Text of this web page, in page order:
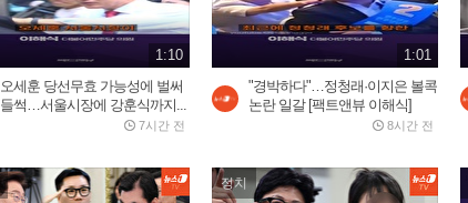
1:10
오세훈 당선무효 가능성에 벌써
들썩…서울시장에 강훈식까지...
7시간 전
1:01
"경박하다"…정청래·이지은 볼콕
논란 일갈 [팩트앤뷰 이해식]
8시간 전
정치